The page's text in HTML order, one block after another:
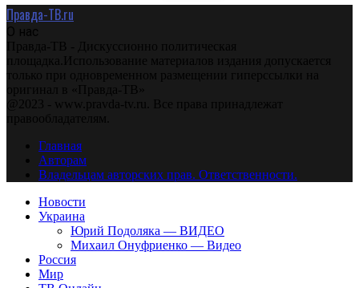
Правда-ТВ.ru
О нас
Правда-ТВ - Дискуссионно политическая
площадка.Использование материалов издания допускается
только при одновременном размещении гиперссылки на
оригинал в «Правда-ТВ»
@2023 - www.pravda-tv.ru. Все права принадлежат
правообладателям.
Главная
Авторам
Владельцам авторских прав. Ответственности.
Новости
Украина
Юрий Подоляка — ВИДЕО
Михаил Онуфриенко — Видео
Россия
Мир